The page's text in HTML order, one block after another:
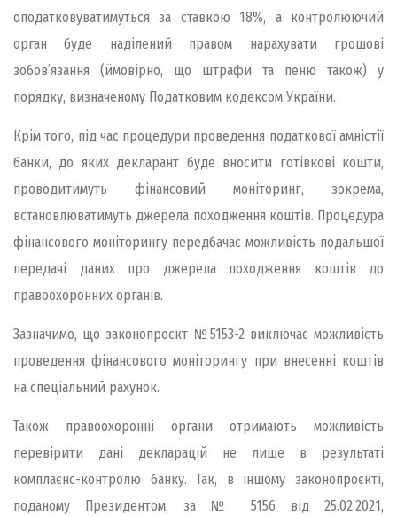
оподатковуватимуться за ставкою 18%, а контролюючий
орган буде наділений правом нарахувати грошові
зобов’язання (ймовірно, що штрафи та пеню також) у
порядку, визначеному Податковим кодексом України.
Крім того, під час процедури проведення податкової амністії
банки, до яких декларант буде вносити готівкові кошти,
проводитимуть фінансовий моніторинг, зокрема,
встановлюватимуть джерела походження коштів. Процедура
фінансового моніторингу передбачає можливість подальшої
передачі даних про джерела походження коштів до
правоохоронних органів.
Зазначимо, що законопроєкт №5153-2 виключає можливість
проведення фінансового моніторингу при внесенні коштів
на спеціальний рахунок.
Також правоохоронні органи отримають можливість
перевірити дані декларацій не лише в результаті
комплаєнс-контролю банку. Так, в іншому законопроєкті,
поданому Президентом, за № 5156 від 25.02.2021,